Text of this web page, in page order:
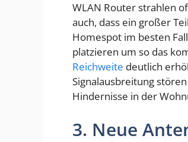
WLAN Router strahlen
auch, dass ein großer
Homespot im besten
platzieren um so das
Reichweite deutlich
Signalausbreitung
Hindernisse in der
3. Neue